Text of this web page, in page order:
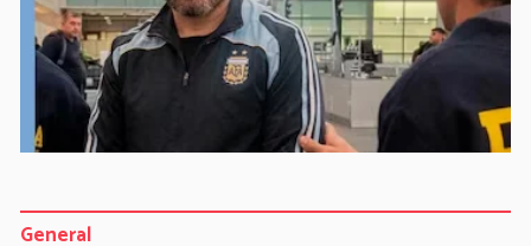
General